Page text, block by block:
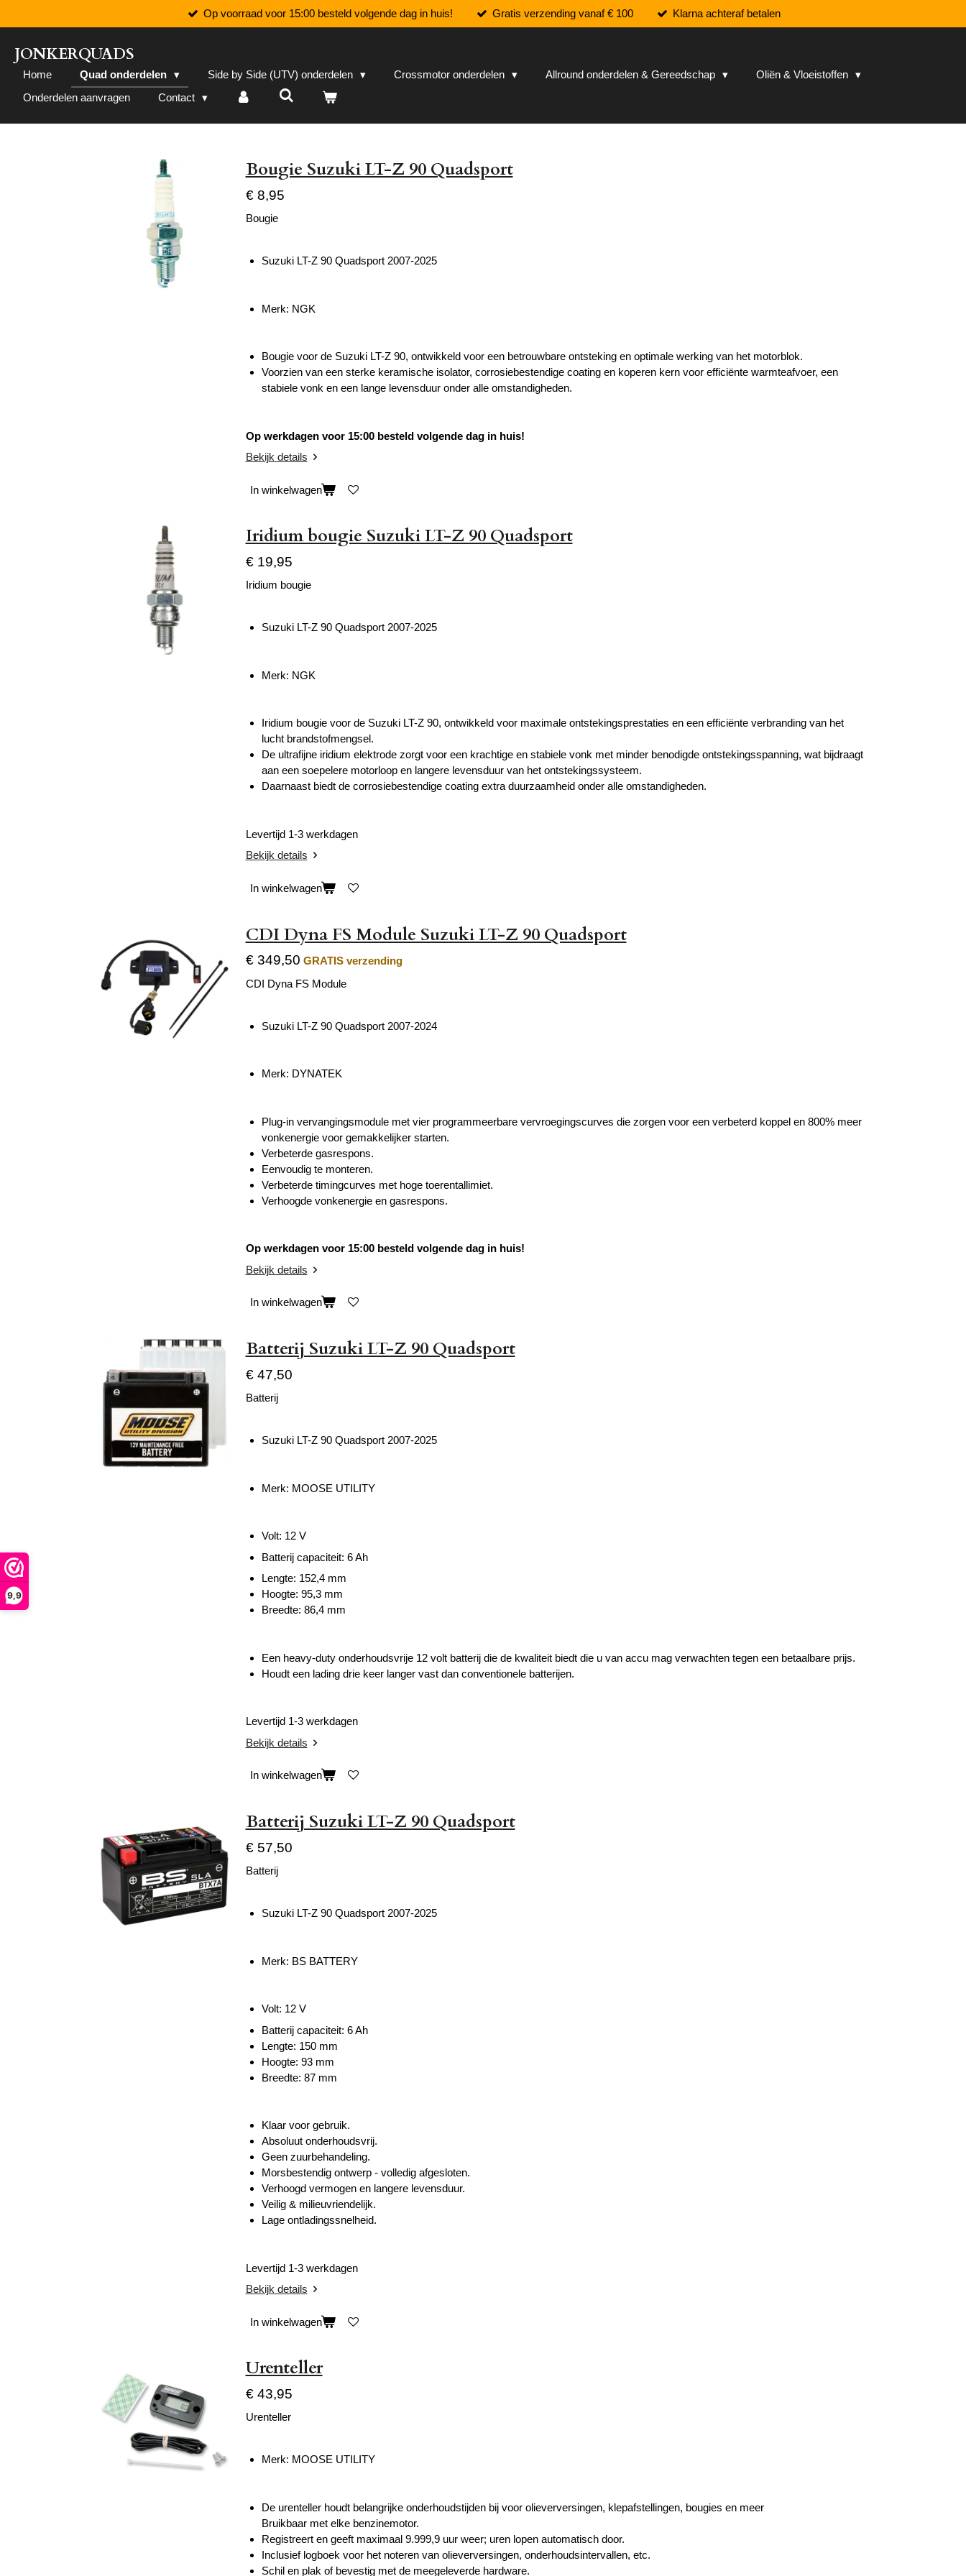
9,9
direct
naar
de
hoofdinhoud
Op voorraad voor 15:00 besteld volgende dag in huis! Gratis verzending vanaf € 100 Klarna achteraf betalen
JONKERQUADS
Home Quad onderdelen Side by Side (UTV) onderdelen Crossmotor onderdelen Allround onderdelen & Gereedschap
Oliën & Vloeistoffen
Onderdelen aanvragen
Contact
Bougie Suzuki LT-Z 90 Quadsport
€ 8,95
Bougie
Suzuki LT-Z 90 Quadsport 2007-2025
Merk: NGK
Bougie voor de Suzuki LT-Z 90, ontwikkeld voor een betrouwbare ontsteking en optimale werking van het motorblok.
Voorzien van een sterke keramische isolator, corrosiebestendige coating en koperen kern voor efficiënte warmteafvoer, een
stabiele vonk en een lange levensduur onder alle omstandigheden.
Op werkdagen voor 15:00 besteld volgende dag in huis!
Bekijk details
In winkelwagen
Iridium bougie Suzuki LT-Z 90 Quadsport
€ 19,95
Iridium bougie
Suzuki LT-Z 90 Quadsport 2007-2025
Merk: NGK
Iridium bougie voor de Suzuki LT-Z 90, ontwikkeld voor maximale ontstekingsprestaties en een efficiënte verbranding van het
lucht brandstofmengsel.
De ultrafijne iridium elektrode zorgt voor een krachtige en stabiele vonk met minder benodigde ontstekingsspanning, wat bijdraagt
aan een soepelere motorloop en langere levensduur van het ontstekingssysteem.
Daarnaast biedt de corrosiebestendige coating extra duurzaamheid onder alle omstandigheden.
Levertijd 1-3 werkdagen
Bekijk details
In winkelwagen
CDI Dyna FS Module Suzuki LT-Z 90 Quadsport
€ 349,50 GRATIS verzending
CDI Dyna FS Module
Suzuki LT-Z 90 Quadsport 2007-2024
Merk: DYNATEK
Plug-in vervangingsmodule met vier programmeerbare vervroegingscurves die zorgen voor een verbeterd koppel en 800% meer
vonkenergie voor gemakkelijker starten.
Verbeterde gasrespons.
Eenvoudig te monteren.
Verbeterde timingcurves met hoge toerentallimiet.
Verhoogde vonkenergie en gasrespons.
Op werkdagen voor 15:00 besteld volgende dag in huis!
Bekijk details
In winkelwagen
Batterij Suzuki LT-Z 90 Quadsport
€ 47,50
Batterij
Suzuki LT-Z 90 Quadsport 2007-2025
Merk: MOOSE UTILITY
Volt: 12 V
Batterij capaciteit: 6 Ah
Lengte: 152,4 mm
Hoogte: 95,3 mm
Breedte: 86,4 mm
Een heavy-duty onderhoudsvrije 12 volt batterij die de kwaliteit biedt die u van accu mag verwachten tegen een betaalbare prijs.
Houdt een lading drie keer langer vast dan conventionele batterijen.
Levertijd 1-3 werkdagen
Bekijk details
In winkelwagen
Batterij Suzuki LT-Z 90 Quadsport
€ 57,50
Batterij
Suzuki LT-Z 90 Quadsport 2007-2025
Merk: BS BATTERY
Volt: 12 V
Batterij capaciteit: 6 Ah
Lengte: 150 mm
Hoogte: 93 mm
Breedte: 87 mm
Klaar voor gebruik.
Absoluut onderhoudsvrij.
Geen zuurbehandeling.
Morsbestendig ontwerp - volledig afgesloten.
Verhoogd vermogen en langere levensduur.
Veilig & milieuvriendelijk.
Lage ontladingssnelheid.
Levertijd 1-3 werkdagen
Bekijk details
In winkelwagen
Urenteller
€ 43,95
Urenteller
Merk: MOOSE UTILITY
De urenteller houdt belangrijke onderhoudstijden bij voor olieverversingen, klepafstellingen, bougies en meer
Bruikbaar met elke benzinemotor.
Registreert en geeft maximaal 9.999,9 uur weer; uren lopen automatisch door.
Inclusief logboek voor het noteren van olieverversingen, onderhoudsintervallen, etc.
Schil en plak of bevestig met de meegeleverde hardware.